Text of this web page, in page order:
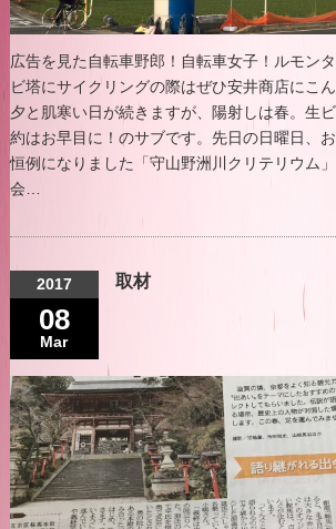
広告を見た自転車野郎！自転車女子！ルモン
ビ塔にサイクリングの際はぜひ安井商店にこ
夕と肌寒い日が続きますが、陽射しは春。生
約はお早目に！のサブです。先日の日曜日、
恒例になりました「守山野洲川クリテリウム
会…
2017
08
Mar
取材